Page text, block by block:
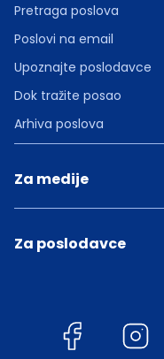
Pretraga poslova
Poslovi na email
Upoznajte poslodavce
Dok tražite posao
Arhiva poslova
Za medije
Za poslodavce